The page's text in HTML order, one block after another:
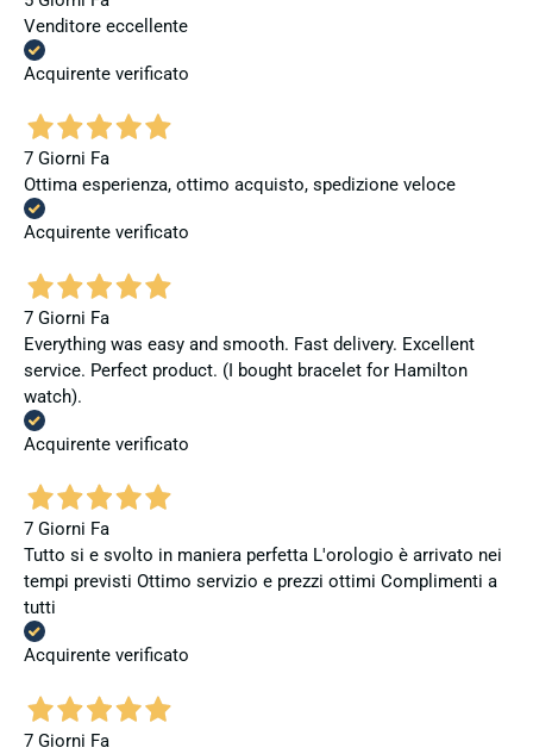
Venditore eccellente
Acquirente verificato
7 Giorni Fa
Ottima esperienza, ottimo acquisto, spedizione veloce
Acquirente verificato
7 Giorni Fa
Everything was easy and smooth. Fast delivery. Excellent
service. Perfect product. (I bought bracelet for Hamilton
watch).
Acquirente verificato
7 Giorni Fa
Tutto si e svolto in maniera perfetta L'orologio è arrivato nei
tempi previsti Ottimo servizio e prezzi ottimi Complimenti a
tutti
Acquirente verificato
7 Giorni Fa